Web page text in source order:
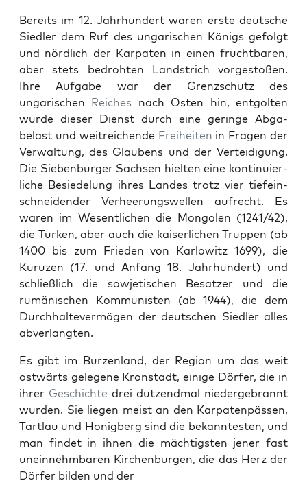
Bere­its im 12. Jahrhun­dert waren erste deutsche
Siedler dem Ruf des ungarischen Königs gefol­gt
und nördlich der Karpat­en in einen frucht­baren,
aber stets bedro­ht­en Land­strich vorgestoßen.
Ihre Auf­gabe war der Gren­zschutz des
ungarischen Reich­es nach Osten hin, ent­golten
wurde dieser Dienst durch eine geringe Abga­
belast und weitre­ichende Frei­heit­en in Fra­gen der
Ver­wal­tung, des Glaubens und der Vertei­di­gung.
Die Sieben­bürg­er Sach­sen hiel­ten eine kon­tinuier­
liche Besiedelung ihres Lan­des trotz vier tiefein­
schnei­den­der Ver­heerungswellen aufrecht. Es
waren im Wesentlichen die Mon­golen (1241/42),
die Türken, aber auch die kaiser­lichen Trup­pen (ab
1400 bis zum Frieden von Kar­lowitz 1699), die
Kuruzen (17. und Anfang 18. Jahrhun­dert) und
schließlich die sow­jetis­chen Besatzer und die
rumänis­chen Kom­mu­nis­ten (ab 1944), die dem
Durch­hal­tev­er­mö­gen der deutschen Siedler alles
abver­langten.
Es gibt im Burzen­land, der Region um das weit
ost­wärts gele­gene Kro­n­stadt, einige Dör­fer, die in
ihrer Geschichte drei dutzend­mal niederge­bran­nt
wur­den. Sie liegen meist an den Karpaten­pässen,
Tart­lau und Honig­berg sind die bekan­ntesten, und
man find­et in ihnen die mächtig­sten jen­er fast
unein­nehm­baren Kirchen­bur­gen, die das Herz der
Dör­fer bilden und der